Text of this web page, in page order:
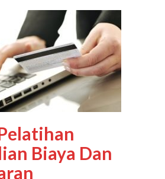
Biaya Dan